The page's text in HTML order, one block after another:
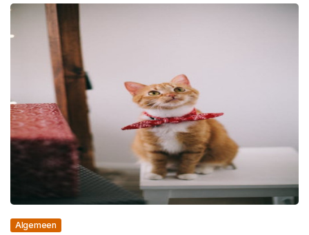
Algemeen